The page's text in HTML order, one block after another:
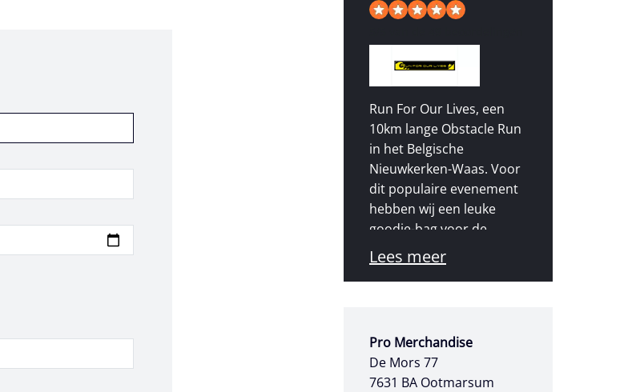
Run For Our Lives, een
10km lange Obstacle Run
in het Belgische
Nieuwkerken-Waas. Voor
dit populaire evenement
hebben wij een leuke
goodie-bag voor de
deelnemers mogen
verzorgen. Deze bevatte
deelnemer die de finish
wist te bereiken.
Lees meer
Pro Merchandise
De Mors 77
7631 BA Ootmarsum